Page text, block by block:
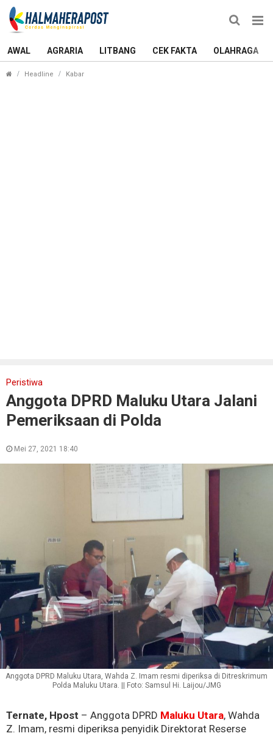
AWAL AGRARIA LITBANG CEK FAKTA OLAHRAGA
Headline Kabar
Peristiwa
Anggota DPRD Maluku Utara Jalani
Pemeriksaan di Polda
Mei 27, 2021 18:40
Anggota DPRD Maluku Utara, Wahda Z. Imam resmi diperiksa di Ditreskrimum
Polda Maluku Utara. || Foto: Samsul Hi. Laijou/JMG
Ternate, Hpost – Anggota DPRD Maluku Utara, Wahda
Z. Imam, resmi diperiksa penyidik Direktorat Reserse